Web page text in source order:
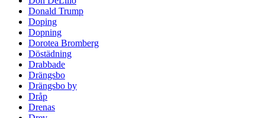
Donald Trump
Doping
Dopning
Dorotea Bromberg
Döstädning
Drabbade
Drängsbo
Drängsbo by
Dråp
Drenas